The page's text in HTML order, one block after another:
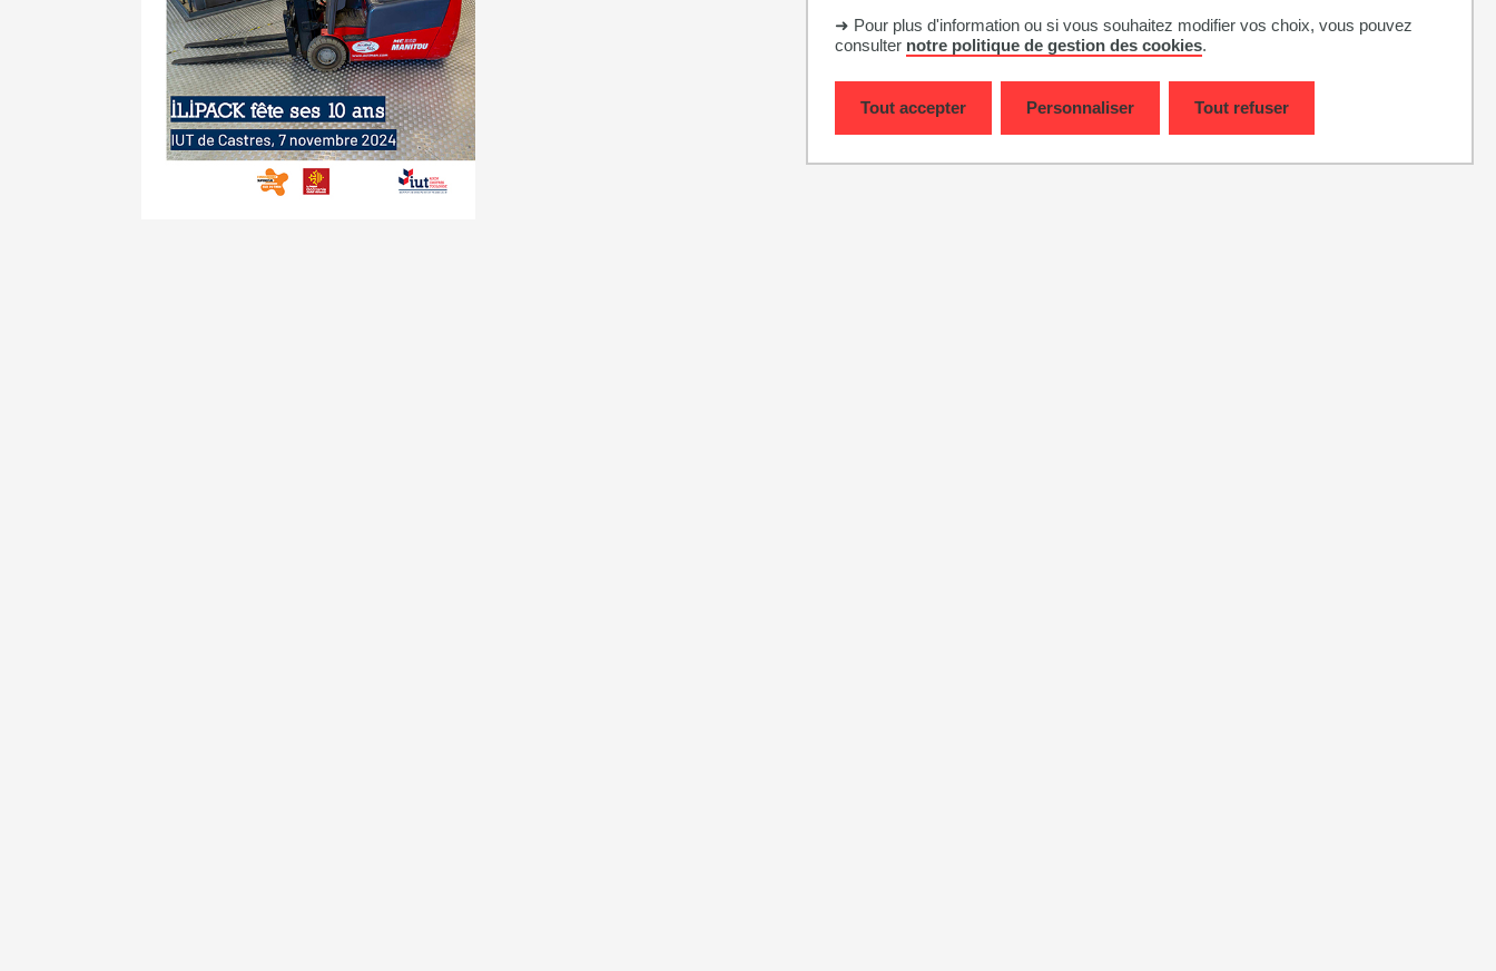
➜ Pour plus d'information ou si vous souhaitez modifier vos choix, vous pouvez
consulter notre politique de gestion des cookies.
Tout accepter Tout refuser
Personnaliser